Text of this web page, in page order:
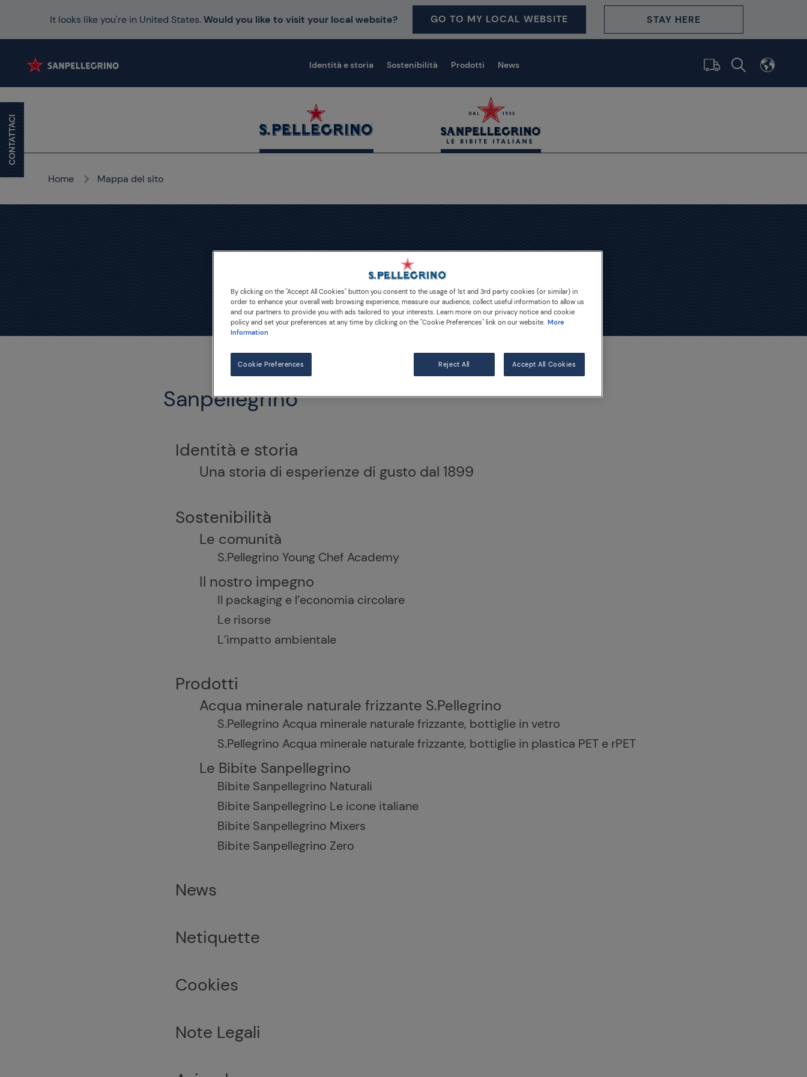
It looks like you're in United States.Would you like to visit your local website? GO TO MY LOCAL WEBSITE STAY HERE
Identità e storia Sostenibilità Prodotti News
Home Mappa del sito
Mappa del sito
Sanpellegrino
Identità e storia
Una storia di esperienze di gusto dal 1899
Sostenibilità
Le comunità
S.Pellegrino Young Chef Academy
Il nostro impegno
Il packaging e l’economia circolare
Le risorse
L’impatto ambientale
Prodotti
Acqua minerale naturale frizzante S.Pellegrino
S.Pellegrino Acqua minerale naturale frizzante, bottiglie in vetro
S.Pellegrino Acqua minerale naturale frizzante, bottiglie in plastica PET e rPET ​
Le Bibite Sanpellegrino
Bibite Sanpellegrino Naturali
Bibite Sanpellegrino Le icone italiane
Bibite Sanpellegrino Mixers
Bibite Sanpellegrino Zero
News
Netiquette
Cookies
Note Legali
CONTATTACI
By clicking on the "Accept All Cookies" button you consent to the usage of 1st and 3rd party cookies (or similar) in
order to enhance your overall web browsing experience, measure our audience, collect useful information to allow us
and our partners to provide you with ads tailored to your interests. Learn more on our privacy notice and cookie
policy and set your preferences at any time by clicking on the "Cookie Preferences" link on our website. More
Information
Cookie Preferences Reject All Accept All Cookies